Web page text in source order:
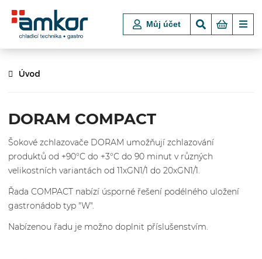
Můj účet
Úvod
DORAM COMPACT
Šokové zchlazovače DORAM umožňují zchlazování
produktů od +90°C do +3°C do 90 minut v různých
velikostních variantách od 11xGN1/1 do 20xGN1/1.
Řada COMPACT nabízí úsporné řešení podélného uložení
gastronádob typ "W".
Nabízenou řadu je možno doplnit příslušenstvím.